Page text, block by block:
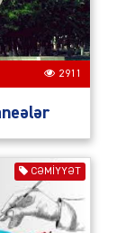
2911
CƏMIYYƏT